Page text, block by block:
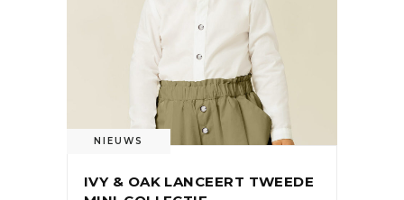
NIEUWS
IVY & OAK LANCEERT TWEEDE